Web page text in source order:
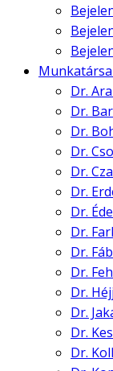
Dr.
Dr.
Dr.
Dr.
Dr.
Dr.
Dr.
Dr.
Dr.
Dr.
Dr.
Dr.
Dr.
Dr.